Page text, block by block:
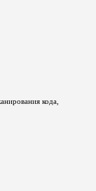
кода,